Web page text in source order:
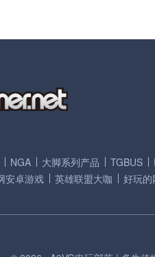
NGA 大脚系列产品 TGBUS
安卓游戏 英雄联盟大咖 好玩的